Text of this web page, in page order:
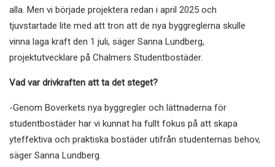
alla. Men vi började projektera redan i april 2025 och
tjuvstartade lite med att tron att de nya byggreglerna skulle
vinna laga kraft den 1 juli, säger Sanna Lundberg,
projektutvecklare på Chalmers Studentbostäder.
Vad var drivkraften att ta det steget?
-Genom Boverkets nya byggregler och lättnaderna för
studentbostäder har vi kunnat ha fullt fokus på att skapa
yteffektiva och praktiska bostäder utifrån studenternas behov,
säger Sanna Lundberg.